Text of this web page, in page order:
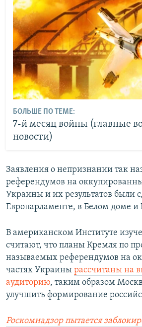
БОЛЬШЕ ПО ТЕМЕ:
7-й месяц войны (главные
новости)
Заявления о непризнании так
референдумов на
Украины и их результатов были
Европарламенте, в Белом доме
В американском Институте
считают, что планы Кремля по
называемых референдумов на
частях Украины рассчитаны на
аудиторию, таким образом
улучшить формирование
Роскомнадзор пытается